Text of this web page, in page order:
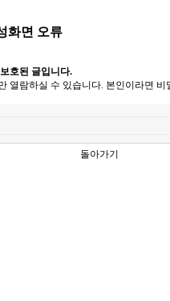
화면 오류
호된 글입니다.
열람하실 수 있습니다. 본인이라면 비
돌아가기